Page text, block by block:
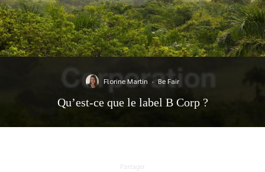
Florine Martin · Be Fair
Qu’est-ce que le label B Corp ?
Partager